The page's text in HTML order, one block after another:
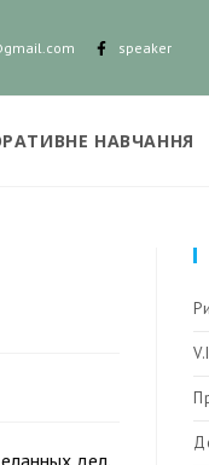
speaker
НАВЧАННЯ
дел.